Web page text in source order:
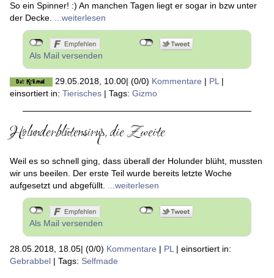
So ein Spinner! :) An manchen Tagen liegt er sogar in bzw unter
der Decke. ...weiterlesen
Als Mail versenden
29.05.2018, 10.00| (0/0) Kommentare | PL|
einsortiert in: Tierisches | Tags: Gizmo
Holunderblütensirup, die Zweite
Weil es so schnell ging, dass überall der Holunder blüht, mussten
wir uns beeilen. Der erste Teil wurde bereits letzte Woche
aufgesetzt und abgefüllt. ...weiterlesen
Als Mail versenden
28.05.2018, 18.05| (0/0) Kommentare | PL| einsortiert in:
Gebrabbel | Tags: Selfmade